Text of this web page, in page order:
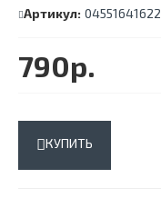
Артикул: 04551641622
790р.
КУПИТЬ